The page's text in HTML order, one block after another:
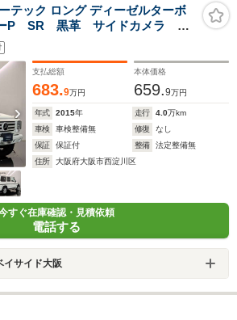
テック ロング ディーゼルターボ
P SR 黒革 サイドカメラ 純
ロジック7サラウンド ブライ
パークトロニック バイキセノ
ズコントロール
支払総額
683.9万円
本体価格
659.9万円
年式 2015年 走行 4.0万km
車検
車検整備無 修復
なし
保証
保証付 整備
法定整備無
住所
大阪府大阪市西淀川区
すぐ在庫確認・見積依頼
電話する
イサイド大阪